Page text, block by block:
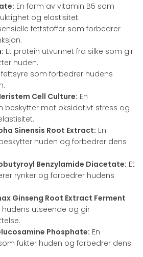
En form av vitamin B5 som
og elastisitet.
fettstoffer som forbedrer
Et protein utvunnet fra silke som gir
huden.
fettsyre som forbedrer hudens
Cell Culture: En
beskytter mot oksidativt stress og
Sinensis Root Extract: En
huden og forbedrer dens
Benzylamide Diacetate: Et
rynker og forbedrer hudens
Ginseng Root Extract Ferment
hudens utseende og gir
Phosphate: En
fukter huden og forbedrer dens